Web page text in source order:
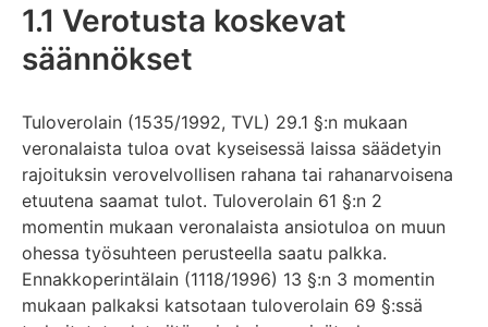
1.1 Verotusta koskevat
säännökset
Tuloverolain (1535/1992, TVL) 29.1 §:n mukaan
veronalaista tuloa ovat kyseisessä laissa säädetyin
rajoituksin verovelvollisen rahana tai rahanarvoisena
etuutena saamat tulot. Tuloverolain 61 §:n 2
momentin mukaan veronalaista ansiotuloa on muun
ohessa työsuhteen perusteella saatu palkka.
Ennakkoperintälain (1118/1996) 13 §:n 3 momentin
mukaan palkaksi katsotaan tuloverolain 69 §:ssä